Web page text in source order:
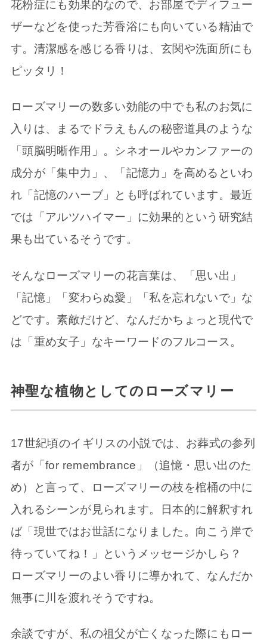
花粉症にも効果的なので、お部屋でディフュー
ザーなどを使った芳香浴にも向いている精油で
す。清潔感を感じる香りは、玄関や洗面所にも
ピッタリ！
ローズマリーの数多い効能の中でも私のお気に
入りは、まるでドラえもんの秘密道具のような
「頭脳明晰作用」。シネオールやカンファーの
成分が「集中力」、「記憶力」を高めるといわ
れ「記憶のハーブ」とも呼ばれています。最近
では「アルツハイマー」に効果的という研究結
果も出ているそうです。
そんなローズマリーの花言葉は、「思い出」
「記憶」「変わらぬ愛」「私を忘れないで」な
どです。素敵だけど、なんだかちょっと現代で
は「重め女子」なキーワードのフルコース。
神聖な植物としてのローズマリー
17世紀頃のイギリスの小説では、お葬式の参列
者が「for remembrance」（追憶・思い出のた
め）と言って、ローズマリーの枝を棺桶の中に
入れるシーンが見られます。日本的に解釈すれ
ば「現世ではお世話になりました。向こう岸で
待っていてね！」というメッセージかしら？
ローズマリーのよい香りに導かれて、なんだか
無事に川を渡れそうですね。
余談ですが、私の祖父が亡くなった際にもロー